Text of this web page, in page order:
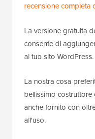
recensione completa
La versione gratuita
consente di
al tuo sito WordPress.
La nostra cosa
bellissimo
anche fornito con
all'uso.